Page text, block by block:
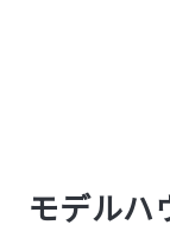
モデルハ